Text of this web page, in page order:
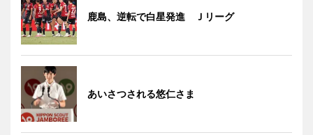
鹿島、逆転で白星発進 Ｊリーグ
あいさつされる悠仁さま